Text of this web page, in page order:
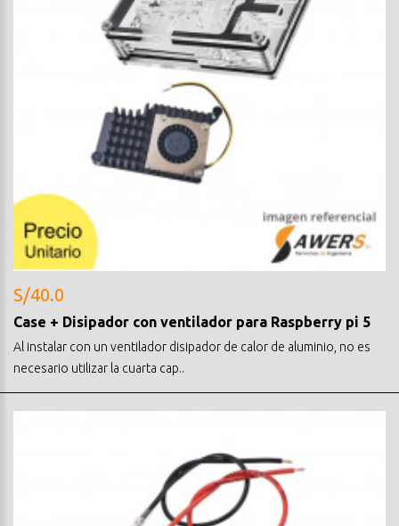
S/40.0
Case + Disipador con ventilador para Raspberry pi 5
Al instalar con un ventilador disipador de calor de aluminio, no es
necesario utilizar la cuarta cap..